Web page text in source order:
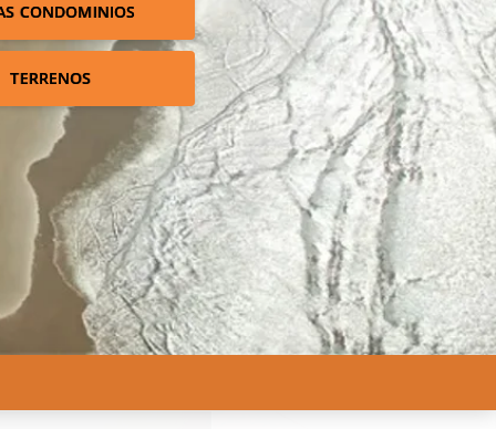
CONDOMINIOS
TERRENOS